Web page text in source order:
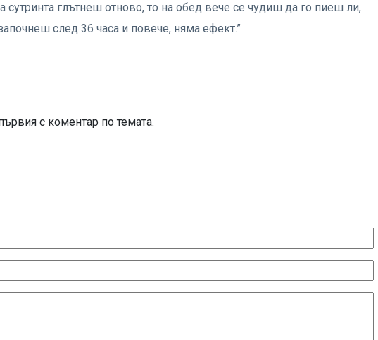
сутринта глътнеш отново, то на обед вече се чудиш да го пиеш ли,
след 36 часа и повече, няма ефект.”
с коментар по темата.